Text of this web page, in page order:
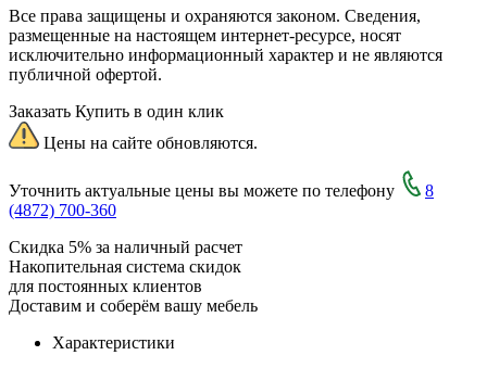
Все права защищены и охраняются законом. Сведения,
размещенные на настоящем интернет-ресурсе, носят
исключительно информационный характер и не являются
публичной офертой.
Заказать Купить в один клик
Цены на сайте обновляются.
Уточнить актуальные цены вы можете по телефону
8
(4872) 700-360
Скидка 5% за наличный расчет
Накопительная система скидок
для постоянных клиентов
Доставим и соберём вашу мебель
Характеристики